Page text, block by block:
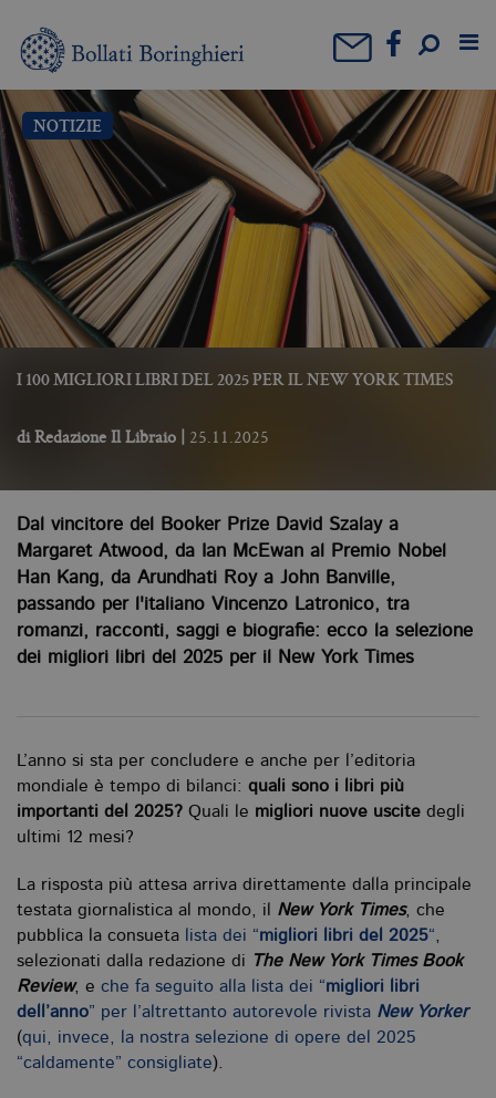
NOTIZIE
I 100 MIGLIORI LIBRI DEL 2025 PER IL NEW YORK TIMES
diRedazione Il Libraio | 25.11.2025
Dal vincitore del Booker Prize David Szalay a
Margaret Atwood, da Ian McEwan al Premio Nobel
Han Kang, da Arundhati Roy a John Banville,
passando per l'italiano Vincenzo Latronico, tra
romanzi, racconti, saggi e biografie: ecco la selezione
dei migliori libri del 2025 per il New York Times
L’anno si sta per concludere e anche per l’editoria
mondiale è tempo di bilanci: quali sono i libri più
importanti del 2025? Quali le migliori nuove uscite degli
ultimi 12 mesi?
La risposta più attesa arriva direttamente dalla principale
testata giornalistica al mondo, il New York Times, che
pubblica la consueta lista dei “migliori libri del 2025“,
selezionati dalla redazione di
The New York Times Book
Review, e che fa seguito alla lista dei “migliori libri
dell’anno” per l’altrettanto autorevole rivista New Yorker
(qui, invece, la nostra selezione di opere del 2025
“caldamente” consigliate).